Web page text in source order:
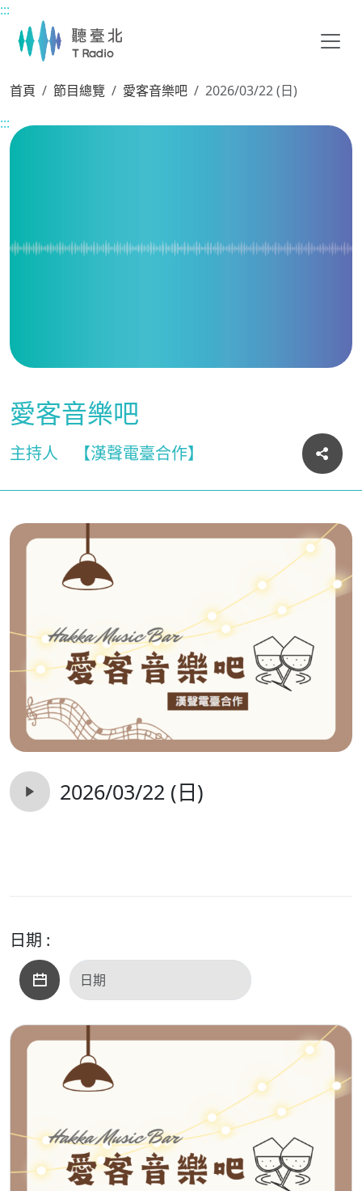
主要內容區塊
:::
首頁 節目總覽 愛客音樂吧
2026/03/22 (日)
:::
愛客音樂吧
主持人 【漢聲電臺合作】
2026/03/22 (日)
日期 :